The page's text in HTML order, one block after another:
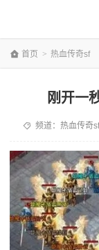
首页 > 热血传奇sf
刚开一
频道： 热血传奇sf